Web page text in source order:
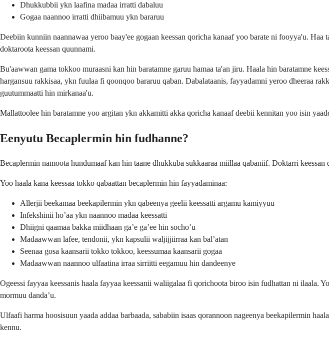
Dhukkubbii ykn laafina madaa irratti dabaluu
Gogaa naannoo irratti dhiibamuu ykn bararuu
Deebiin kunniin naannawaa yeroo baay'ee gogaan keessan qoricha kanaaf yoo barate ni fooyya'u.
doktaroota keessan quunnami.
Bu'aawwan gama tokkoo muraasni kan hin baratamne garuu hamaa ta'an jiru. Haala hin baratamne
hargansuu rakkisaa, ykn fuulaa fi qoonqoo bararuu qaban. Dabalataanis, fayyadamni yeroo dheeraa
guutummaatti hin mirkanaa'u.
Mallattoolee hin baratamne yoo argitan ykn akkamitti akka qoricha kanaaf deebii kennitan yoo isin
Eenyutu Becaplermin hin fudhanne?
Becaplermin namoota hundumaaf kan hin taane dhukkuba sukkaaraa miillaa qabaniif. Doktarri
Yoo haala kana keessaa tokko qabaattan becaplermin hin fayyadaminaa:
Allerjii beekamaa beekapilermin ykn qabeenya geelii keessatti argamu kamiyyuu
Infekshinii ho’aa ykn naannoo madaa keessatti
Dhiigni qaamaa bakka miidhaan ga’e ga’ee hin socho’u
Madaawwan lafee, tendonii, ykn kapsulii waljijjiirraa kan bal’atan
Seenaa gosa kaansarii tokko tokkoo, keessumaa kaansarii gogaa
Madaawwan naannoo ulfaatina irraa sirriitti eegamuu hin dandeenye
Ogeessi fayyaa keessanis haala fayyaa keessanii waliigalaa fi qorichoota biroo isin fudhattan ni
mormuu danda’u.
Ulfaafi harma hoosisuun yaada addaa barbaada, sababiin isaas qorannoon nageenya beekapilermin
kennu.